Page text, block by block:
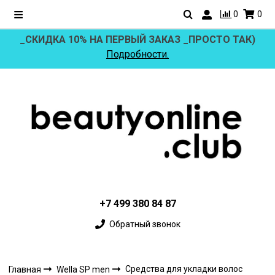
0 0
_СКИДКА 10% НА ПЕРВЫЙ ЗАКАЗ _ПРОСТО ТАК)
Подробности.
+7 499 380 84 87
Обратный звонок
Главная Wella SP men Средства для укладки волос